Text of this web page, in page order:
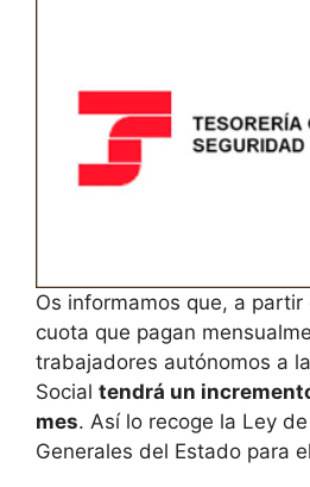
Os informamos que, a
cuota que pagan
trabajadores autónomos a
Social tendrá un
mes. Así lo recoge la Ley
Generales del Estado para